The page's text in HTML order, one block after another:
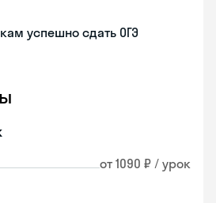
успешно сдать ОГЭ
от 1090 ₽ / урок